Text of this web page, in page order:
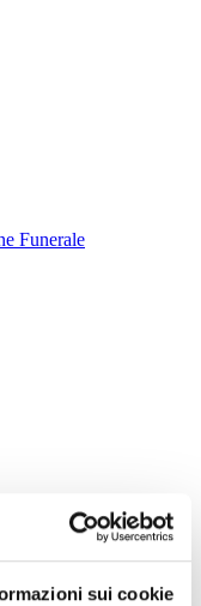
sui cookie
Funerale
Funerari